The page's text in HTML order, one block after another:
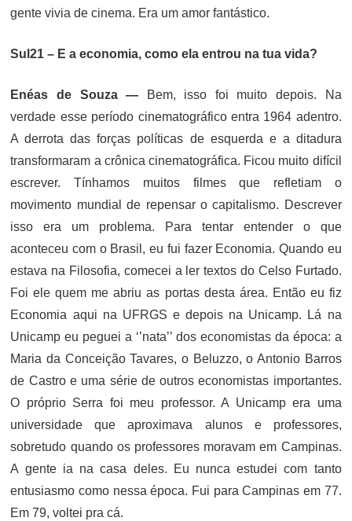
gente vivia de cinema. Era um amor fantástico.
Sul21 – E a economia, como ela entrou na tua vida?
Enéas de Souza — Bem, isso foi muito depois. Na
verdade esse período cinematográfico entra 1964 adentro.
A derrota das forças políticas de esquerda e a ditadura
transformaram a crônica cinematográfica. Ficou muito difícil
escrever. Tínhamos muitos filmes que refletiam o
movimento mundial de repensar o capitalismo. Descrever
isso era um problema. Para tentar entender o que
aconteceu com o Brasil, eu fui fazer Economia. Quando eu
estava na Filosofia, comecei a ler textos do Celso Furtado.
Foi ele quem me abriu as portas desta área. Então eu fiz
Economia aqui na UFRGS e depois na Unicamp. Lá na
Unicamp eu peguei a ‘’nata’’ dos economistas da época: a
Maria da Conceição Tavares, o Beluzzo, o Antonio Barros
de Castro e uma série de outros economistas importantes.
O próprio Serra foi meu professor. A Unicamp era uma
universidade que aproximava alunos e professores,
sobretudo quando os professores moravam em Campinas.
A gente ia na casa deles. Eu nunca estudei com tanto
entusiasmo como nessa época. Fui para Campinas em 77.
Em 79, voltei pra cá.